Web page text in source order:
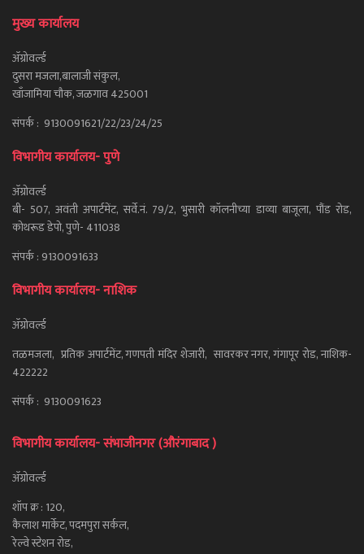
मुख्य कार्यालय
ॲग्रोवर्ल्ड
दुसरा मजला,बालाजी संकुल,
खाँजामिया चौक, जळगाव 425001
संपर्क : 9130091621/22/23/24/25
विभागीय कार्यालय- पुणे
ॲग्रोवर्ल्ड
बी- 507, अवंती अपार्टमेंट, सर्वे.नं. 79/2, भुसारी कॉलनीच्या डाव्या बाजूला, पौंड रोड,
कोथरूड डेपो, पुणे- 411038
संपर्क : 9130091633
विभागीय कार्यालय- नाशिक
ॲग्रोवर्ल्ड
तळमजला, प्रतिक अपार्टमेंट, गणपती मंदिर शेजारी, सावरकर नगर, गंगापूर रोड, नाशिक-
422222
संपर्क : 9130091623
विभागीय कार्यालय- संभाजीनगर (औरंगाबाद )
ॲग्रोवर्ल्ड
शॉप क्र : 120,
कैलाश मार्केट, पदमपुरा सर्कल,
रेल्वे स्टेशन रोड,